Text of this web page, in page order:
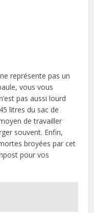
représente pas un
vous vous
pas aussi lourd
litres du sac de
de travailler
souvent. Enfin,
broyées par cet
pour vos